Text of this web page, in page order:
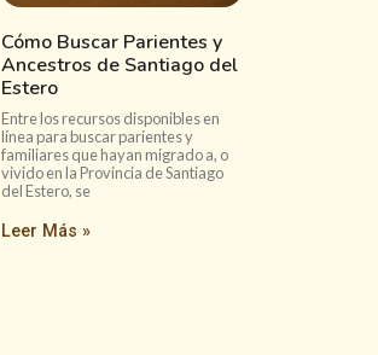
Cómo Buscar Parientes y
Ancestros de Santiago del
Estero
Entre los recursos disponibles en
línea para buscar parientes y
familiares que hayan migrado a, o
vivido en la Provincia de Santiago
del Estero, se
Leer Más »